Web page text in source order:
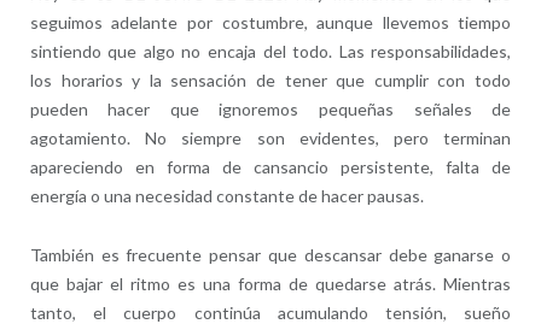
seguimos adelante por costumbre, aunque llevemos tiempo
sintiendo que algo no encaja del todo. Las responsabilidades,
los horarios y la sensación de tener que cumplir con todo
pueden hacer que ignoremos pequeñas señales de
agotamiento. No siempre son evidentes, pero terminan
apareciendo en forma de cansancio persistente, falta de
energía o una necesidad constante de hacer pausas.
También es frecuente pensar que descansar debe ganarse o
que bajar el ritmo es una forma de quedarse atrás. Mientras
tanto, el cuerpo continúa acumulando tensión, sueño